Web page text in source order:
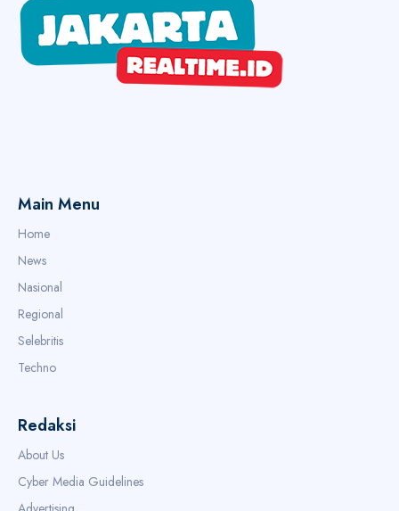
Main Menu
Home
News
Nasional
Regional
Selebritis
Techno
Redaksi
About Us
Cyber Media Guidelines